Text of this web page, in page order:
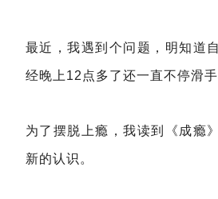
最近，我遇到个问题，明知道
经晚上12点多了还一直不停滑手
为了摆脱上瘾，我读到《成瘾
新的认识。